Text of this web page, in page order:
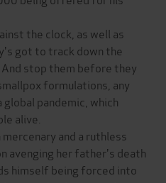
the clock, as well as
got to track down the
stop them before they
formulations, any
pandemic, which
alive.
and a ruthless
avenging her father's death
himself being forced into